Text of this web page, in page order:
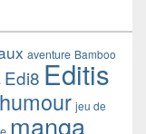
aventure Bamboo
Edi8 Editis
humour jeu de
manga